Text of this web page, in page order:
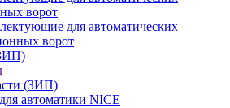
ворот
для автоматических
ворот
(ЗИП)
автоматики NICE